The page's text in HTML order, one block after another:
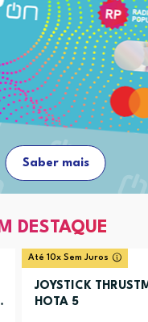
Saber mais
DESTAQUE
Até 10x Sem Juros
JOYSTICK
HOTA 5